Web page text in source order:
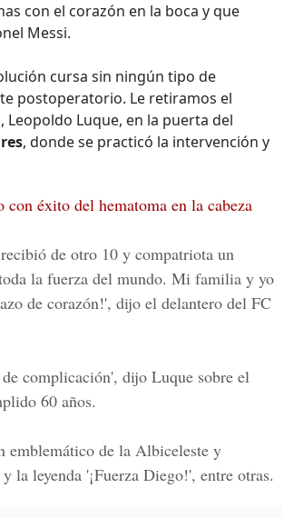
con el corazón en la boca y que
Messi.
cursa sin ningún tipo de
postoperatorio. Le retiramos el
Luque, en la puerta del
, donde se practicó la intervención y
éxito del hematoma en la cabeza
de otro 10 y compatriota un
la fuerza del mundo. Mi familia y yo
de corazón!', dijo el delantero del FC
complicación', dijo Luque sobre el
60 años.
emblemático de la Albiceleste y
la leyenda '¡Fuerza Diego!', entre otras.